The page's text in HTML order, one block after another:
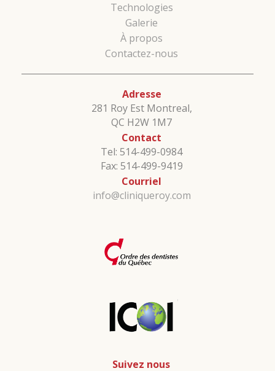
Technologies
Galerie
À propos
Contactez-nous
Adresse
281 Roy Est Montreal,
QC H2W 1M7
Contact
Tel: 514-499-0984
Fax: 514-499-9419
Courriel
info@cliniqueroy.com
Suivez nous